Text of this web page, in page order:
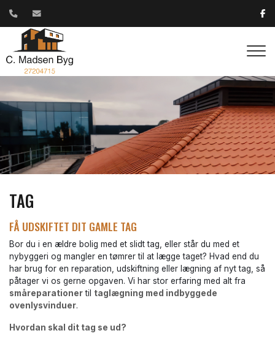
Gå
hovedindhold
TAG
FÅ UDSKIFTET DIT GAMLE TAG
Bor du i en ældre bolig med et slidt tag, eller står du med et
nybyggeri og mangler en tømrer til at lægge taget? Hvad end du
har brug for en reparation, udskiftning eller lægning af nyt tag, så
påtager vi os gerne opgaven. Vi har stor erfaring med alt fra
småreparationertil taglægning med indbyggede
ovenlysvinduer.
Hvordan skal dit tag se ud?